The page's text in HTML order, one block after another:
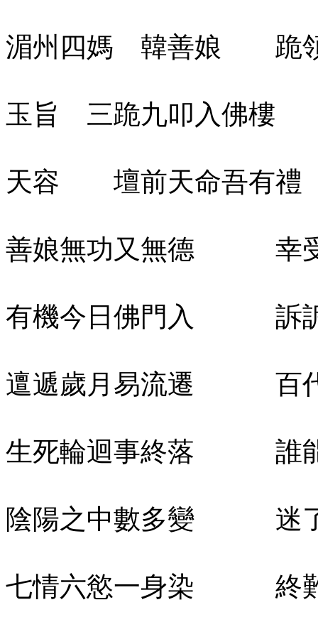
湄州四媽 韓善娘 跪
玉旨 三跪九叩入佛
天容 壇前天命吾有
善娘無功又無德 幸受
有機今日佛門入 訴訴
邅遞歲月易流遷 百代
生死輪迴事終落 誰能
陰陽之中數多變 迷了
七情六慾一身染 終難